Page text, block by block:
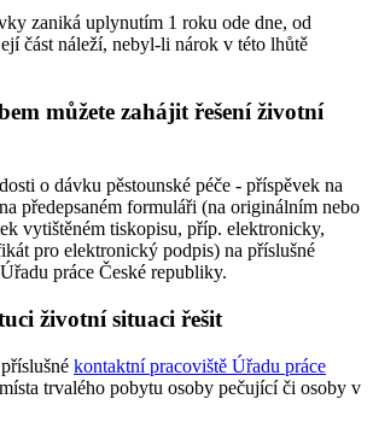
zaniká uplynutím 1 roku ode dne, od
část náleží, nebyl-li nárok v této lhůtě
můžete zahájit řešení životní
o dávku pěstounské péče - příspěvek na
předepsaném formuláři (na originálním nebo
vytištěném tiskopisu, příp. elektronicky,
pro elektronický podpis) na příslušné
práce České republiky.
životní situaci řešit
kontaktní pracoviště Úřadu práce
trvalého pobytu osoby pečující či osoby v